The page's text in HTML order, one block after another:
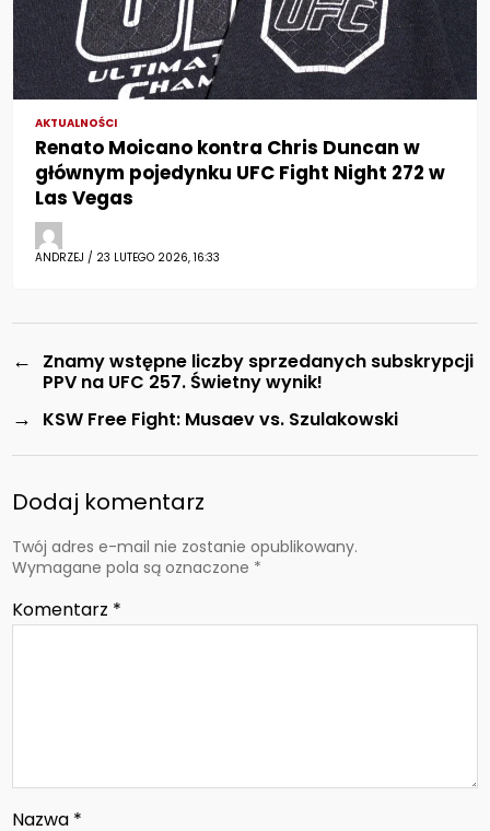
AKTUALNOŚCI
Renato Moicano kontra Chris Duncan w
głównym pojedynku UFC Fight Night 272 w
Las Vegas
ANDRZEJ / 23 LUTEGO 2026, 16:33
←
Znamy wstępne liczby sprzedanych subskrypcji
PPV na UFC 257. Świetny wynik!
→ KSW Free Fight: Musaev vs. Szulakowski
Dodaj komentarz
Twój adres e-mail nie zostanie opublikowany.
Wymagane pola są oznaczone *
Komentarz *
Nazwa *